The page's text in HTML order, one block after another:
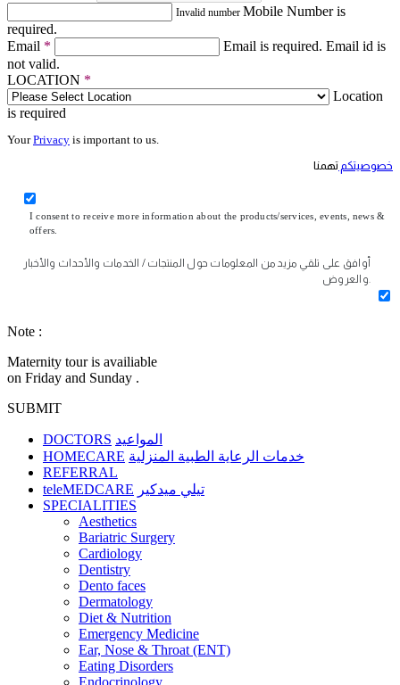
Invalid number Mobile Number is
required.
Email * Email is required. Email id is
not valid.
LOCATION *
Location
is required
YourPrivacy is important to us.
خصوصيتكم تهمنا
I consent to receive more information about the products/services, events, news &
offers.
أوافق على تلقي مزيد من المعلومات حول المنتجات / الخدمات والأحداث والأخبار
Note :
Maternity tour is availiable
on Friday and Sunday .
SUBMIT
DOCTORS المواعيد
HOMECARE خدمات الرعاية الطبية المنزلية
REFERRAL
teleMEDCARE تيلي ميدكير
SPECIALITIES
Aesthetics
Bariatric Surgery
Cardiology
Dentistry
Dento faces
Dermatology
Diet & Nutrition
Emergency Medicine
Ear, Nose & Throat (ENT)
Eating Disorders
Endocrinology